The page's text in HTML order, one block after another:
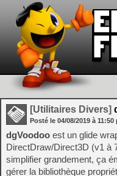
[Utilitaires Divers]
Posté le 04/08/2019 à 11:50
dgVoodoo est un glide
DirectDraw/Direct3D (v1 à
simplifier grandement, ça
gérer la bibliothèque